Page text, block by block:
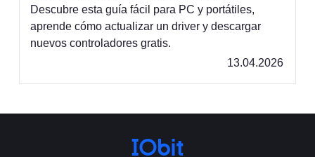
Descubre esta guía fácil para PC y portátiles,
aprende cómo actualizar un driver y descargar
nuevos controladores gratis.
13.04.2026